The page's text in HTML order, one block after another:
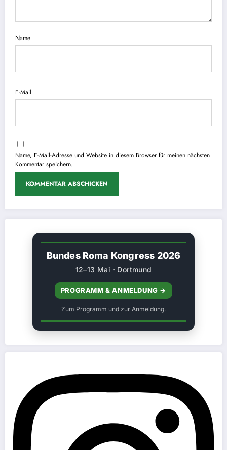
Name
E-Mail
Name, E-Mail-Adresse und Website in diesem Browser für meinen nächsten
Kommentar speichern.
Bundes Roma Kongress 2026
12–13 Mai · Dortmund
PROGRAMM & ANMELDUNG →
Zum Programm und zur Anmeldung.